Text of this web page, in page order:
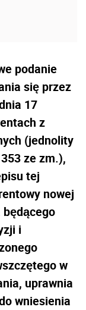
podanie
się przez
17
z
(jednolity
ze zm.),
tej
nowej
i
w
uprawnia
wniesienia